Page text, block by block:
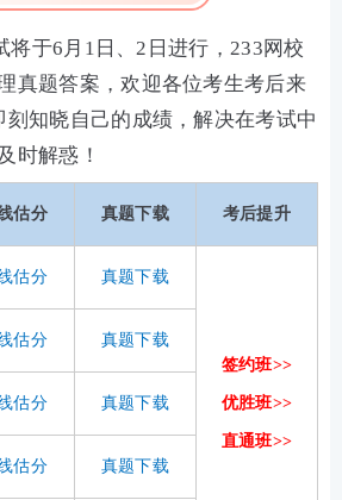
将于6月1日、2日进行， 233网校
真题答案，欢迎各位考生考后来
刻知晓自己的成绩，解决在考试中
时解惑！
估分 真题下载 考后提升
估分 真题下载
签约班>>
优胜班>>
直通班>>
估分 真题下载
估分 真题下载
估分 真题下载